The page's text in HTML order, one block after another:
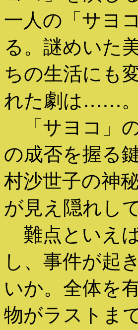
一人の「サヨ
る。謎めいた
ちの生活にも
れた劇は……。
「サヨコ」
の成否を握る
村沙世子の神
が見え隠れし
難点といえ
し、事件が起
いか。全体を
物がラストま